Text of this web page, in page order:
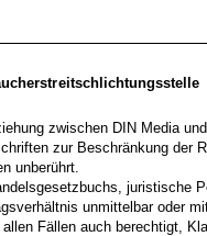
zwischen DIN Media
zur Beschränkung der
unberührt.
juristische
unmittelbar oder
Fällen auch berechtigt,